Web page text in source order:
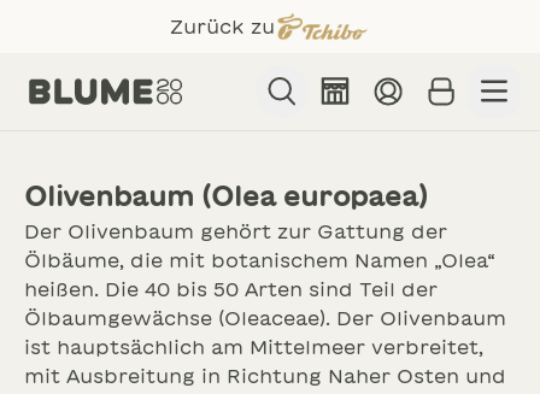
Zurück zu
Suche
BLUMEN & GESCHENKE
Verschicke Blumen mit Grußkarte & Geschenk!
Olivenbaum (Olea europaea)
Der Olivenbaum gehört zur Gattung der
Ölbäume, die mit botanischem Namen „Olea“
heißen. Die 40 bis 50 Arten sind Teil der
Ölbaumgewächse (Oleaceae). Der Olivenbaum
ist hauptsächlich am Mittelmeer verbreitet,
mit Ausbreitung in Richtung Naher Osten und